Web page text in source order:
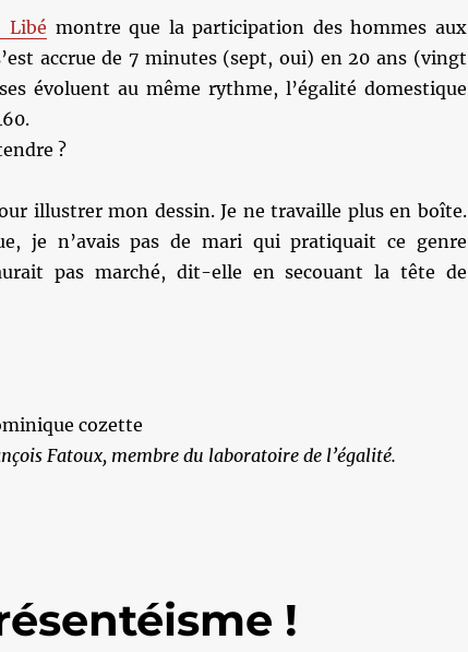
Libé montre que la participation des hommes aux
accrue de 7 minutes (sept, oui) en 20 ans (vingt
évoluent au même rythme, l’égalité domestique
?
illustrer mon dessin. Je ne travaille plus en boîte.
je n’avais pas de mari qui pratiquait ce genre
pas marché, dit-elle en secouant la tête de
cozette
Fatoux, membre du laboratoire de l’égalité.
!